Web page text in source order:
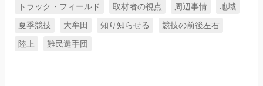
トラック・フィールド
取材者の視点 周辺事情
地域
夏季競技
大牟田 知り知らせる
競技の前後左右
陸上
難民選手団